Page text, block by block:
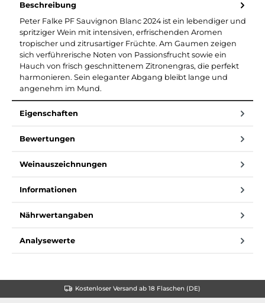
Beschreibung
Peter Falke PF Sauvignon Blanc 2024 ist ein lebendiger und
spritziger Wein mit intensiven, erfrischenden Aromen
tropischer und zitrusartiger Früchte. Am Gaumen zeigen
sich verführerische Noten von Passionsfrucht sowie ein
Hauch von frisch geschnittenem Zitronengras, die perfekt
harmonieren. Sein eleganter Abgang bleibt lange und
angenehm im Mund.
Eigenschaften
Bewertungen
Weinauszeichnungen
Informationen
Nährwertangaben
Analysewerte
Kostenloser Versand ab 18 Flaschen (DE)